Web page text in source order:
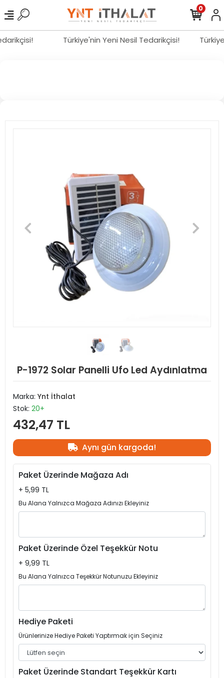
Türkiye'nin Yeni Nesil Tedarikçisi!
0
P-1972 Solar Panelli Ufo Led Aydınlatma
Marka: Ynt İthalat
Stok: 20+
432,47 TL
Aynı gün kargoda!
Paket Üzerinde Mağaza Adı
+ 5,99 TL
Bu Alana Yalnızca Mağaza Adınızı Ekleyiniz
Paket Üzerinde Özel Teşekkür Notu
+ 9,99 TL
Bu Alana Yalnızca Teşekkür Notunuzu Ekleyiniz
Hediye Paketi
Ürünlerinize Hediye Paketi Yaptırmak için Seçiniz
Paket Üzerinde Standart Teşekkür Kartı